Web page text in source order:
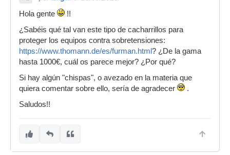
Hola gente
!!
¿Sabéis qué tal van este tipo de cacharrillos para
proteger los equipos contra sobretensiones:
https://www.thomann.de/es/furman.html ? ¿De la gama
hasta 1000€, cuál os parece mejor? ¿Por qué?
Si hay algún "chispas", o avezado en la materia que
quiera comentar sobre ello, sería de agradecer
.
Saludos!!